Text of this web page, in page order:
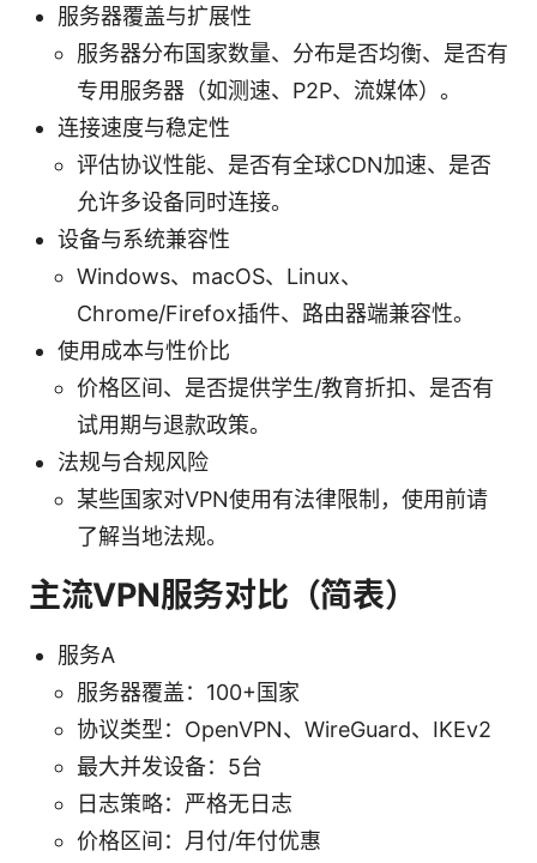
服务器覆盖与扩展性
服务器分布国家数量、分布是否均衡、是否有
专用服务器（如测速、P2P、流媒体）。
连接速度与稳定性
评估协议性能、是否有全球CDN加速、是否
允许多设备同时连接。
设备与系统兼容性
Windows、macOS、Linux、
Chrome/Firefox插件、路由器端兼容性。
使用成本与性价比
价格区间、是否提供学生/教育折扣、是否有
试用期与退款政策。
法规与合规风险
某些国家对VPN使用有法律限制，使用前请
了解当地法规。
主流VPN服务对比（简表）
服务A
服务器覆盖：100+国家
协议类型：OpenVPN、WireGuard、IKEv2
最大并发设备：5台
日志策略：严格无日志
价格区间：月付/年付优惠